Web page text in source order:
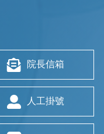
院長信箱
人工掛號